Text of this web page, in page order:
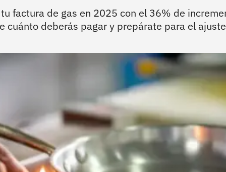
factura de gas en 2025 con el 36% de
cuánto deberás pagar y prepárate para el